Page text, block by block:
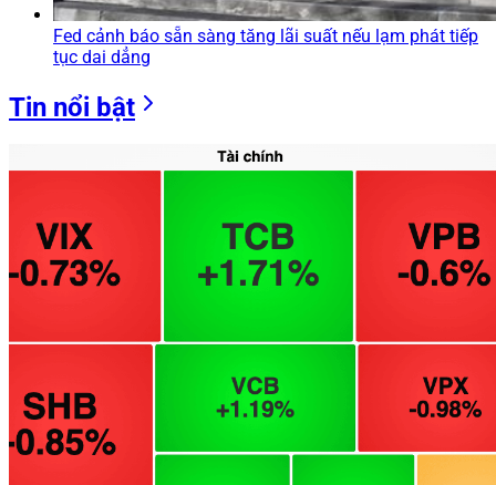
Fed cảnh báo sẵn sàng tăng lãi suất nếu lạm phát tiếp
tục dai dẳng
Tin nổi bật